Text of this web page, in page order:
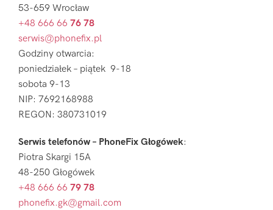
53-659 Wrocław
+48 666 66 76 78
serwis@phonefix.pl
Godziny otwarcia:
poniedziałek – piątek 9-18
sobota 9-13
NIP: 7692168988
REGON: 380731019
Serwis telefonów – PhoneFix Głogówek:
Piotra Skargi 15A
48-250 Głogówek
+48 666 66 79 78
phonefix.gk@gmail.com